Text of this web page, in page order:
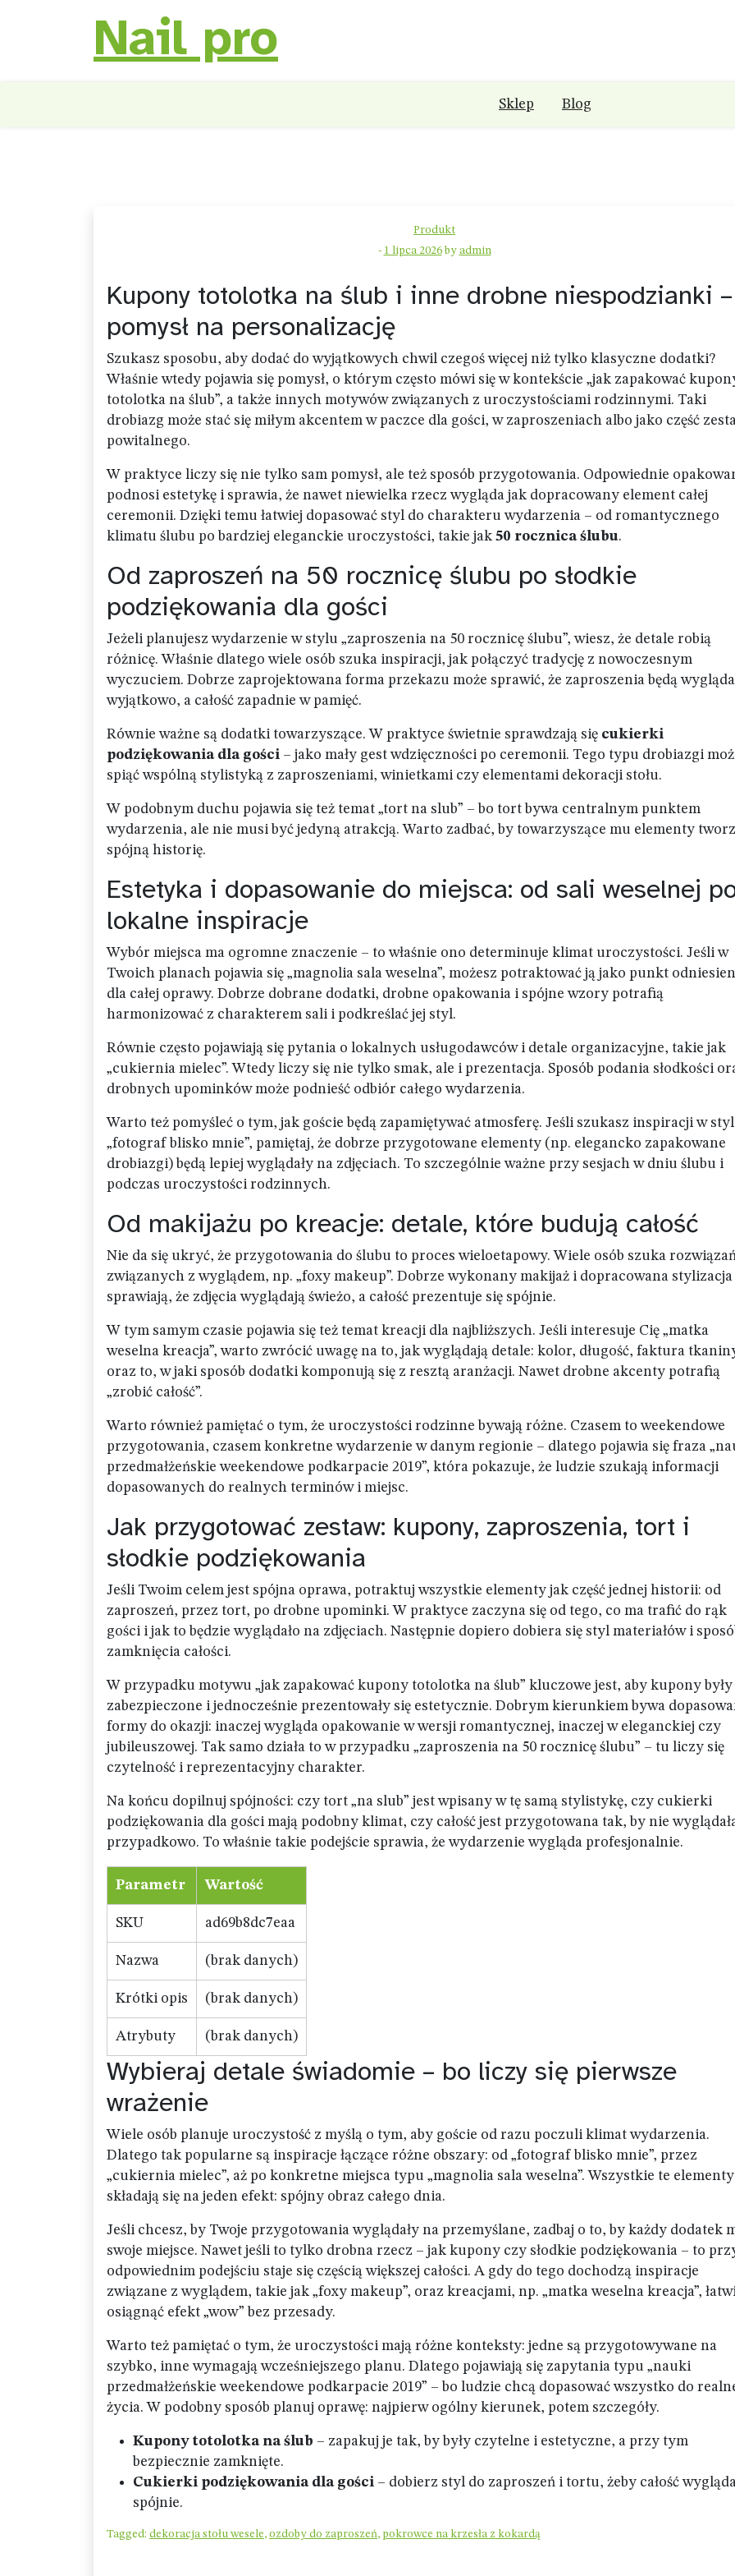
Nail pro
Sklep Blog
Produkt
- 1 lipca 2026by admin
Kupony totolotka na ślub i inne drobne niespodzianki –
pomysł na personalizację
Szukasz sposobu, aby dodać do wyjątkowych chwil czegoś więcej niż tylko klasyczne dodatki?
Właśnie wtedy pojawia się pomysł, o którym często mówi się w kontekście „jak zapakować
totolotka na ślub”, a także innych motywów związanych z uroczystościami rodzinnymi. Taki
drobiazg może stać się miłym akcentem w paczce dla gości, w zaproszeniach albo jako część
powitalnego.
W praktyce liczy się nie tylko sam pomysł, ale też sposób przygotowania. Odpowiednie
podnosi estetykę i sprawia, że nawet niewielka rzecz wygląda jak dopracowany element całej
ceremonii. Dzięki temu łatwiej dopasować styl do charakteru wydarzenia – od romantycznego
klimatu ślubu po bardziej eleganckie uroczystości, takie jak 50 rocznica ślubu.
Od zaproszeń na 50 rocznicę ślubu po słodkie
podziękowania dla gości
Jeżeli planujesz wydarzenie w stylu „zaproszenia na 50 rocznicę ślubu”, wiesz, że detale robią
różnicę. Właśnie dlatego wiele osób szuka inspiracji, jak połączyć tradycję z nowoczesnym
wyczuciem. Dobrze zaprojektowana forma przekazu może sprawić, że zaproszenia będą
wyjątkowo, a całość zapadnie w pamięć.
Równie ważne są dodatki towarzyszące. W praktyce świetnie sprawdzają się cukierki
podziękowania dla gości – jako mały gest wdzięczności po ceremonii. Tego typu drobiazgi
spiąć wspólną stylistyką z zaproszeniami, winietkami czy elementami dekoracji stołu.
W podobnym duchu pojawia się też temat „tort na slub” – bo tort bywa centralnym punktem
wydarzenia, ale nie musi być jedyną atrakcją. Warto zadbać, by towarzyszące mu elementy
spójną historię.
Estetyka i dopasowanie do miejsca: od sali weselnej
lokalne inspiracje
Wybór miejsca ma ogromne znaczenie – to właśnie ono determinuje klimat uroczystości. Jeśli w
Twoich planach pojawia się „magnolia sala weselna”, możesz potraktować ją jako punkt
dla całej oprawy. Dobrze dobrane dodatki, drobne opakowania i spójne wzory potrafią
harmonizować z charakterem sali i podkreślać jej styl.
Równie często pojawiają się pytania o lokalnych usługodawców i detale organizacyjne, takie jak
„cukiernia mielec”. Wtedy liczy się nie tylko smak, ale i prezentacja. Sposób podania słodkości
drobnych upominków może podnieść odbiór całego wydarzenia.
Warto też pomyśleć o tym, jak goście będą zapamiętywać atmosferę. Jeśli szukasz inspiracji w
„fotograf blisko mnie”, pamiętaj, że dobrze przygotowane elementy (np. elegancko zapakowane
drobiazgi) będą lepiej wyglądały na zdjęciach. To szczególnie ważne przy sesjach w dniu ślubu i
podczas uroczystości rodzinnych.
Od makijażu po kreacje: detale, które budują całość
Nie da się ukryć, że przygotowania do ślubu to proces wieloetapowy. Wiele osób szuka
związanych z wyglądem, np. „foxy makeup”. Dobrze wykonany makijaż i dopracowana stylizacja
sprawiają, że zdjęcia wyglądają świeżo, a całość prezentuje się spójnie.
W tym samym czasie pojawia się też temat kreacji dla najbliższych. Jeśli interesuje Cię „matka
weselna kreacja”, warto zwrócić uwagę na to, jak wyglądają detale: kolor, długość, faktura
oraz to, w jaki sposób dodatki komponują się z resztą aranżacji. Nawet drobne akcenty potrafią
„zrobić całość”.
Warto również pamiętać o tym, że uroczystości rodzinne bywają różne. Czasem to weekendowe
przygotowania, czasem konkretne wydarzenie w danym regionie – dlatego pojawia się fraza
przedmałżeńskie weekendowe podkarpacie 2019”, która pokazuje, że ludzie szukają informacji
dopasowanych do realnych terminów i miejsc.
Jak przygotować zestaw: kupony, zaproszenia, tort i
słodkie podziękowania
Jeśli Twoim celem jest spójna oprawa, potraktuj wszystkie elementy jak część jednej historii: od
zaproszeń, przez tort, po drobne upominki. W praktyce zaczyna się od tego, co ma trafić do rąk
gości i jak to będzie wyglądało na zdjęciach. Następnie dopiero dobiera się styl materiałów i
zamknięcia całości.
W przypadku motywu „jak zapakować kupony totolotka na ślub” kluczowe jest, aby kupony były
zabezpieczone i jednocześnie prezentowały się estetycznie. Dobrym kierunkiem bywa
formy do okazji: inaczej wygląda opakowanie w wersji romantycznej, inaczej w eleganckiej czy
jubileuszowej. Tak samo działa to w przypadku „zaproszenia na 50 rocznicę ślubu” – tu liczy się
czytelność i reprezentacyjny charakter.
Na końcu dopilnuj spójności: czy tort „na slub” jest wpisany w tę samą stylistykę, czy cukierki
podziękowania dla gości mają podobny klimat, czy całość jest przygotowana tak, by nie
przypadkowo. To właśnie takie podejście sprawia, że wydarzenie wygląda profesjonalnie.
Parametr Wartość
SKU ad69b8dc7eaa
Nazwa (brak danych)
Krótki opis (brak danych)
Atrybuty (brak danych)
Wybieraj detale świadomie – bo liczy się pierwsze
wrażenie
Wiele osób planuje uroczystość z myślą o tym, aby goście od razu poczuli klimat wydarzenia.
Dlatego tak popularne są inspiracje łączące różne obszary: od „fotograf blisko mnie”, przez
„cukiernia mielec”, aż po konkretne miejsca typu „magnolia sala weselna”. Wszystkie te elementy
składają się na jeden efekt: spójny obraz całego dnia.
Jeśli chcesz, by Twoje przygotowania wyglądały na przemyślane, zadbaj o to, by każdy dodatek
swoje miejsce. Nawet jeśli to tylko drobna rzecz – jak kupony czy słodkie podziękowania – to
odpowiednim podejściu staje się częścią większej całości. A gdy do tego dochodzą inspiracje
związane z wyglądem, takie jak „foxy makeup”, oraz kreacjami, np. „matka weselna kreacja”,
osiągnąć efekt „wow” bez przesady.
Warto też pamiętać o tym, że uroczystości mają różne konteksty: jedne są przygotowywane na
szybko, inne wymagają wcześniejszego planu. Dlatego pojawiają się zapytania typu „nauki
przedmałżeńskie weekendowe podkarpacie 2019” – bo ludzie chcą dopasować wszystko do
życia. W podobny sposób planuj oprawę: najpierw ogólny kierunek, potem szczegóły.
Kupony totolotka na ślub – zapakuj je tak, by były czytelne i estetyczne, a przy tym
bezpiecznie zamknięte.
Cukierki podziękowania dla gości – dobierz styl do zaproszeń i tortu, żeby całość
spójnie.
Tagged: dekoracja stołu wesele, ozdoby do zaproszeń, pokrowce na krzesła z kokardą